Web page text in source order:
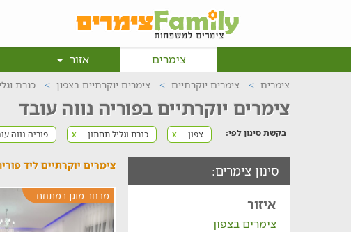
צימרים
אזור
צימרים צימרים יוקרתיים צימרים יוקרתיים בצפון כנרת
צימרים יוקרתיים בפוריה נווה עובד
בקשת סינון לפי: x צפון x כנרת וגליל תחתון פוריה נווה
סינון צימרים:
איזור
צימרים בצפון
צימרים יוקרתיים ליד
מרחב מוגן במתחם